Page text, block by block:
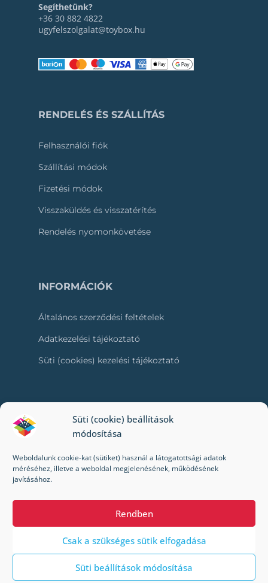
Süti (cookie) beállítások
módosítása
Weboldalunk cookie-kat (sütiket) használ a látogatottsági adatok
méréséhez, illetve a weboldal megjelenésének, működésének
javításához.
Rendben
Csak a szükséges sütik elfogadása
Süti beállítások módosítása
Segíthetünk?
+36 30 882 4822
ugyfelszolgalat@toybox.hu
RENDELÉS ÉS SZÁLLÍTÁS
Felhasználói fiók
Szállítási módok
Fizetési módok
Visszaküldés és visszatérítés
Rendelés nyomonkövetése
INFORMÁCIÓK
Általános szerződési feltételek
Adatkezelési tájékoztató
Süti (cookies) kezelési tájékoztató
RÓLUNK
Kik vagyunk mi?